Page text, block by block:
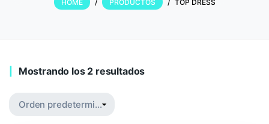
HOME / PRODUCTOS / TOP DRESS
Mostrando los 2 resultados